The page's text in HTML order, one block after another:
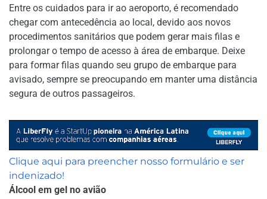
Entre os cuidados para ir ao aeroporto, é recomendado
chegar com antecedência ao local, devido aos novos
procedimentos sanitários que podem gerar mais filas e
prolongar o tempo de acesso à área de embarque. Deixe
para formar filas quando seu grupo de embarque para
avisado, sempre se preocupando em manter uma distância
segura de outros passageiros.
Clique aqui para preencher nosso formulário e ser
indenizado!
Álcool em gel no avião